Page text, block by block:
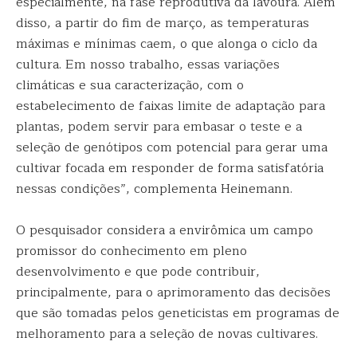
disso, a partir do fim de março, as temperaturas
máximas e mínimas caem, o que alonga o ciclo da
cultura. Em nosso trabalho, essas variações
climáticas e sua caracterização, com o
estabelecimento de faixas limite de adaptação para
plantas, podem servir para embasar o teste e a
seleção de genótipos com potencial para gerar uma
cultivar focada em responder de forma satisfatória
nessas condições”, complementa Heinemann.
O pesquisador considera a envirômica um campo
promissor do conhecimento em pleno
desenvolvimento e que pode contribuir,
principalmente, para o aprimoramento das decisões
que são tomadas pelos geneticistas em programas de
melhoramento para a seleção de novas cultivares.